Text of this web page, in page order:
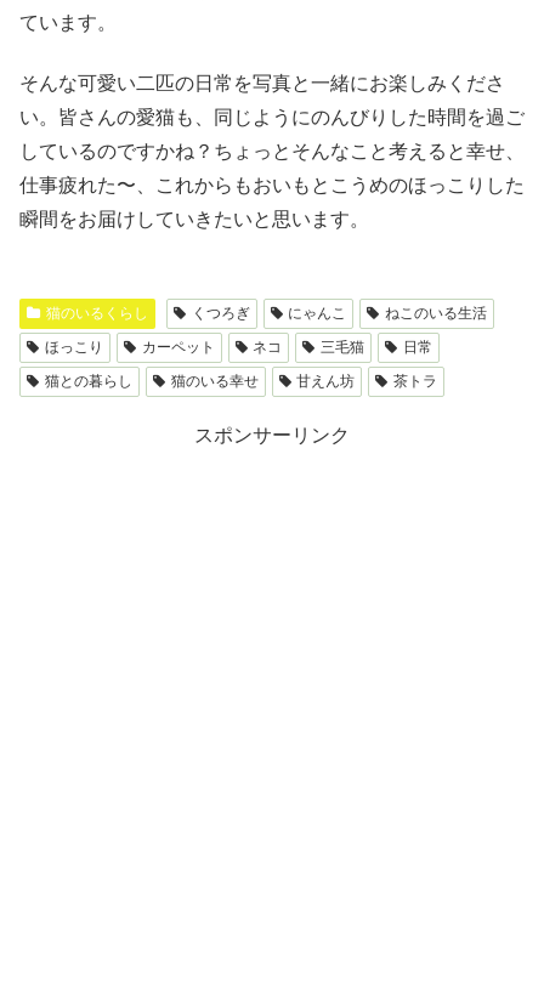
ています。
そんな可愛い二匹の日常を写真と一緒にお楽しみくださ
い。皆さんの愛猫も、同じようにのんびりした時間を過ご
しているのですかね？ちょっとそんなこと考えると幸せ、
仕事疲れた〜、これからもおいもとこうめのほっこりした
瞬間をお届けしていきたいと思います。
猫のいるくらし くつろぎ にゃんこ
ねこのいる生活
ほっこり
カーペット ネコ 三毛猫
日常
猫との暮らし
猫のいる幸せ 甘えん坊 茶トラ
スポンサーリンク